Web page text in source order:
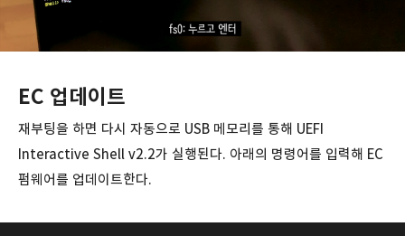
EC 업데이트
재부팅을 하면 다시 자동으로 USB 메모리를 통해 UEFI
Interactive Shell v2.2가 실행된다. 아래의 명령어를 입력해 EC
펌웨어를 업데이트한다.